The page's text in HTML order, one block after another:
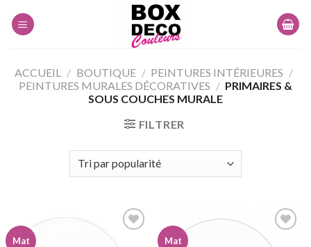
ACCUEIL / BOUTIQUE / PEINTURES INTÉRIEURES /
PEINTURES MURALES DÉCORATIVES / PRIMAIRES &
SOUS COUCHES MURALE
FILTRER
Mat Mat